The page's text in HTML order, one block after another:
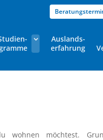
Auslands-
erfahrung
möchtest.